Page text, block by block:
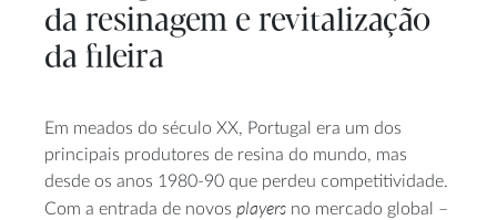
da resinagem e revitalização
da fileira
Em meados do século XX, Portugal era um dos
principais produtores de resina do mundo, mas
desde os anos 1980-90 que perdeu competitividade.
Com a entrada de novos players no mercado global –